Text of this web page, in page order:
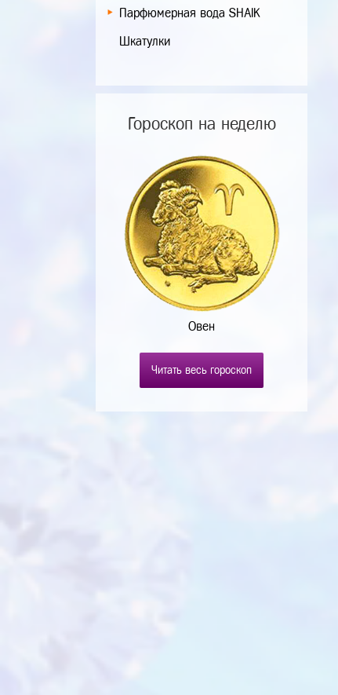
Парфюмерная вода SHAIK
Шкатулки
Гороскоп на неделю
Овен
Читать весь гороскоп